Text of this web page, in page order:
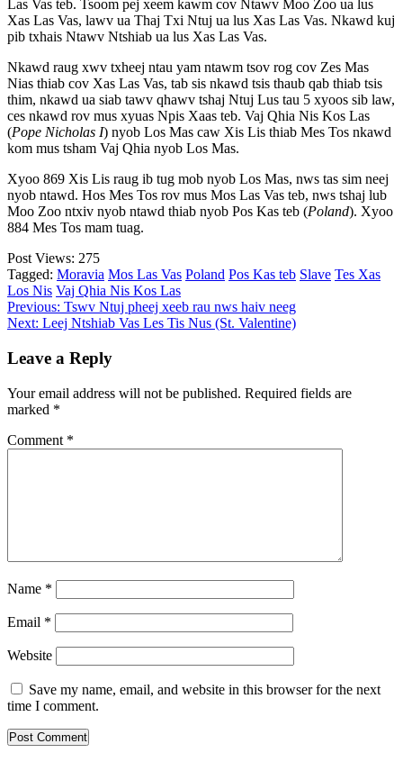
Las Vas teb. Tsoom pej xeem kawm cov Ntawv Moo Zoo ua lus
Xas Las Vas, lawv ua Thaj Txi Ntuj ua lus Xas Las Vas. Nkawd kuj
pib txhais Ntawv Ntshiab ua lus Xas Las Vas.
Nkawd raug xwv txheej ntau yam ntawm tsov rog cov Zes Mas
Nias thiab cov Xas Las Vas, tab sis nkawd tsis thaub qab thiab tsis
thim, nkawd ua siab tawv qhawv tshaj Ntuj Lus tau 5 xyoos sib law,
ces nkawd rov mus xyuas Npis Xaas teb. Vaj Qhia Nis Kos Las
(Pope Nicholas I) nyob Los Mas caw Xis Lis thiab Mes Tos nkawd
kom mus tsham Vaj Qhia nyob Los Mas.
Xyoo 869 Xis Lis raug ib tug mob nyob Los Mas, nws tas sim neej
nyob ntawd. Hos Mes Tos rov mus Mos Las Vas teb, nws tshaj lub
Moo Zoo ntxiv nyob ntawd thiab nyob Pos Kas teb (Poland). Xyoo
884 Mes Tos mam tuag.
Post Views: 275
Tagged: Moravia Mos Las Vas Poland Pos Kas teb Slave Tes Xas
Los Nis Vaj Qhia Nis Kos Las
Post
navigation
Previous: Tswv Ntuj pheej xeeb rau nws haiv neeg
Next: Leej Ntshiab Vas Les Tis Nus (St. Valentine)
Leave a Reply
Your email address will not be published. Required fields are
marked *
Comment *
Name *
Email *
Website
Save my name, email, and website in this browser for the next
time I comment.